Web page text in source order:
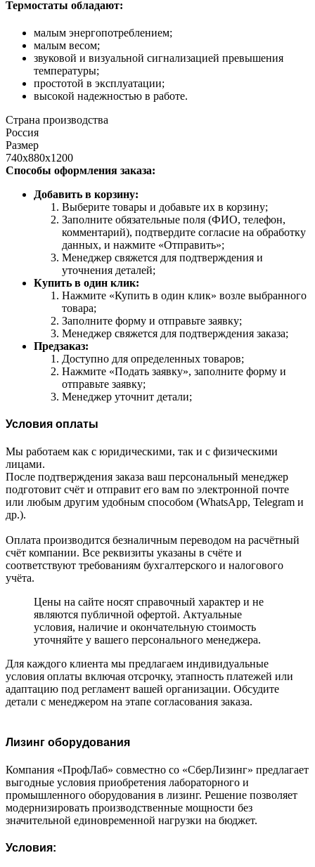
Термостаты обладают:
малым энергопотреблением;
малым весом;
звуковой и визуальной сигнализацией превышения
температуры;
простотой в эксплуатации;
высокой надежностью в работе.
Страна производства
Россия
Размер
740х880х1200
Способы оформления заказа:
Добавить в корзину:
Выберите товары и добавьте их в корзину;
Заполните обязательные поля (ФИО, телефон,
комментарий), подтвердите согласие на обработку
данных, и нажмите «Отправить»;
Менеджер свяжется для подтверждения и
уточнения деталей;
Купить в один клик:
Нажмите «Купить в один клик» возле выбранного
товара;
Заполните форму и отправьте заявку;
Менеджер свяжется для подтверждения заказа;
Предзаказ:
Доступно для определенных товаров;
Нажмите «Подать заявку», заполните форму и
отправьте заявку;
Менеджер уточнит детали;
Условия оплаты
Мы работаем как с юридическими, так и с физическими
лицами.
После подтверждения заказа ваш персональный менеджер
подготовит счёт и отправит его вам по электронной почте
или любым другим удобным способом (WhatsApp, Telegram и
др.).
Оплата производится безналичным переводом на расчётный
счёт компании. Все реквизиты указаны в счёте и
соответствуют требованиям бухгалтерского и налогового
учёта.
Цены на сайте носят справочный характер и не
являются публичной офертой. Актуальные
условия, наличие и окончательную стоимость
уточняйте у вашего персонального менеджера.
Для каждого клиента мы предлагаем индивидуальные
условия оплаты включая отсрочку, этапность платежей или
адаптацию под регламент вашей организации. Обсудите
детали с менеджером на этапе согласования заказа.
Лизинг оборудования
Компания «ПрофЛаб» совместно со «СберЛизинг» предлагает
выгодные условия приобретения лабораторного и
промышленного оборудования в лизинг. Решение позволяет
модернизировать производственные мощности без
значительной единовременной нагрузки на бюджет.
Условия: